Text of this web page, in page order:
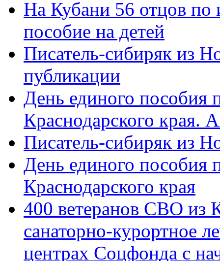
На Кубани 56 отцов по
пособие на детей
Писатель-сибиряк из
публикации
День единого пособия
Краснодарского края.
Писатель-сибиряк из
День единого пособия
Краснодарского края
400 ветеранов СВО из
санаторно-курортное
центрах Соцфонда с